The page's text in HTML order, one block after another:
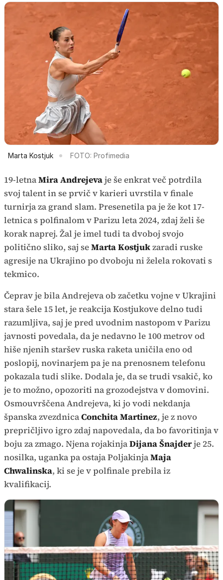
Marta Kostjuk FOTO: Profimedia
19-letnaMira Andrejevaje še enkrat več potrdila
svoj talent in se prvič v karieri uvrstila v finale
turnirja za grand slam. Presenetila pa je že kot 17-
letnica s polfinalom v Parizu leta 2024, zdaj želi še
korak naprej. Žal je imel tudi ta dvoboj svojo
politično sliko, saj seMarta Kostjukzaradi ruske
agresije na Ukrajino po dvoboju ni želela rokovati s
tekmico.
Čeprav je bila Andrejeva ob začetku vojne v Ukrajini
stara šele 15 let, je reakcija Kostjukove delno tudi
razumljiva, saj je pred uvodnim nastopom v Parizu
javnosti povedala, da je nedavno le 100 metrov od
hiše njenih staršev ruska raketa uničila eno od
poslopij, novinarjem pa je na prenosnem telefonu
pokazala tudi slike. Dodala je, da se trudi vsakič, ko
je to možno, opozoriti na grozodejstva v domovini.
Osmouvrščena Andrejeva, ki jo vodi nekdanja
španska zvezdnicaConchita Martinez, je z novo
prepričljivo igro zdaj napovedala, da bo favoritinja v
boju za zmago. Njena rojakinjaDijana Šnajderje 25.
nosilka, uganka pa ostaja PoljakinjaMaja
Chwalinska, ki se je v polfinale prebila iz
kvalifikacij.